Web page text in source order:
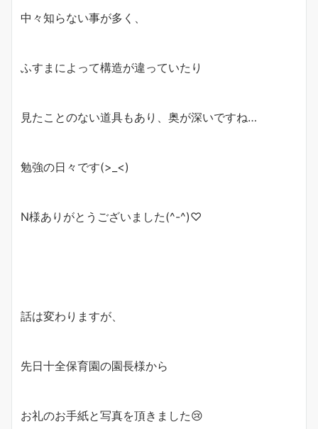
中々知らない事が多く、
ふすまによって構造が違っていたり
見たことのない道具もあり、奥が深いですね…
勉強の日々です(>_<)
N様ありがとうございました(^-^)♡
話は変わりますが、
先日十全保育園の園長様から
お礼のお手紙と写真を頂きました😢